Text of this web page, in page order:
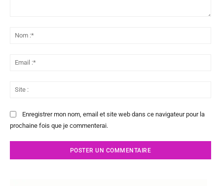
Enregistrer mon nom, email et site web dans ce navigateur pour la
prochaine fois que je commenterai.